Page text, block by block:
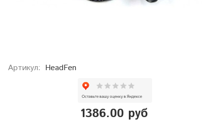
Артикул: HeadFen
1386.00 руб